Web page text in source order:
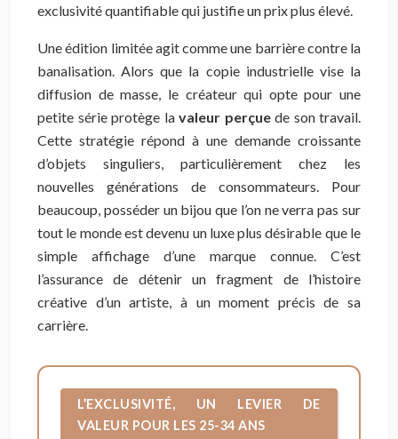
exclusivité quantifiable qui justifie un prix plus élevé.
Une édition limitée agit comme une barrière contre la
banalisation. Alors que la copie industrielle vise la
diffusion de masse, le créateur qui opte pour une
petite série protège la valeur perçuede son travail.
Cette stratégie répond à une demande croissante
d’objets singuliers, particulièrement chez les
nouvelles générations de consommateurs. Pour
beaucoup, posséder un bijou que l’on ne verra pas sur
tout le monde est devenu un luxe plus désirable que le
simple affichage d’une marque connue. C’est
l’assurance de détenir un fragment de l’histoire
créative d’un artiste, à un moment précis de sa
carrière.
L’EXCLUSIVITÉ, UN LEVIER DE
VALEUR POUR LES 25-34 ANS